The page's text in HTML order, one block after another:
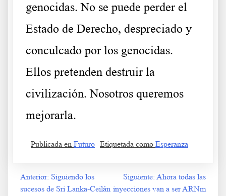
genocidas. No se puede perder el
Estado de Derecho, despreciado y
conculcado por los genocidas.
Ellos pretenden destruir la
civilización. Nosotros queremos
mejorarla.
Publicada en Futuro Etiquetada como Esperanza
Navegación
Anterior: Siguiendo los
sucesos de Sri Lanka-Ceilán
Siguiente: Ahora todas las
inyecciones van a ser ARNm